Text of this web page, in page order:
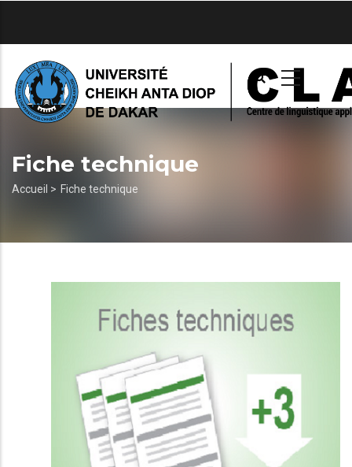
principal
Fiche technique
Fil
Accueil > Fiche technique